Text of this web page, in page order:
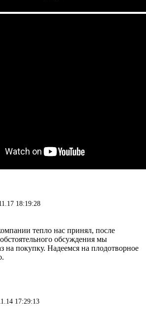
18:19:28
тепло нас принял, после
обсуждения мы
на покупку. Надеемся на плодотворное
17:29:13